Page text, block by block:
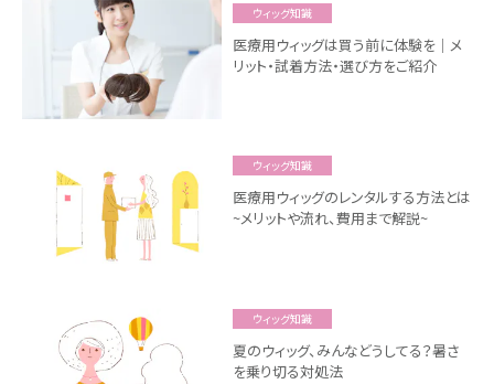
ウィッグ知識
医療用ウィッグは買う前に体験を｜メ
リット・試着方法・選び方をご紹介
ウィッグ知識
医療用ウィッグのレンタルする方法とは
~メリットや流れ、費用まで解説~
ウィッグ知識
夏のウィッグ、みんなどうしてる？暑さ
を乗り切る対処法